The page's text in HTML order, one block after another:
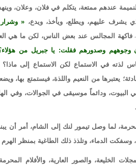
عندهم ممتعة، يتكلم في فلان، وعلان،
يشرف عليهم، ويطلع، ويأخذ، ويدع،
وشرار
،فاكهة المجالس عند بعض الناس، لكن ما هي
وصدورهم فقلت: يا جبريل من هؤلاء؟
لذته في الاستماع لكن الاستماع إلى ماذا؟
يعتبرها من النعيم واللذة، فيستمتع
البيوت، ودائماً موسيقى في الجوالات، وفي
لما وصل تيمور لنك إلى الشام، أمر
الدماء، وتلذذ ذلك الطاغية بمنظر
الخليعة، والصور العارية، والأفلام